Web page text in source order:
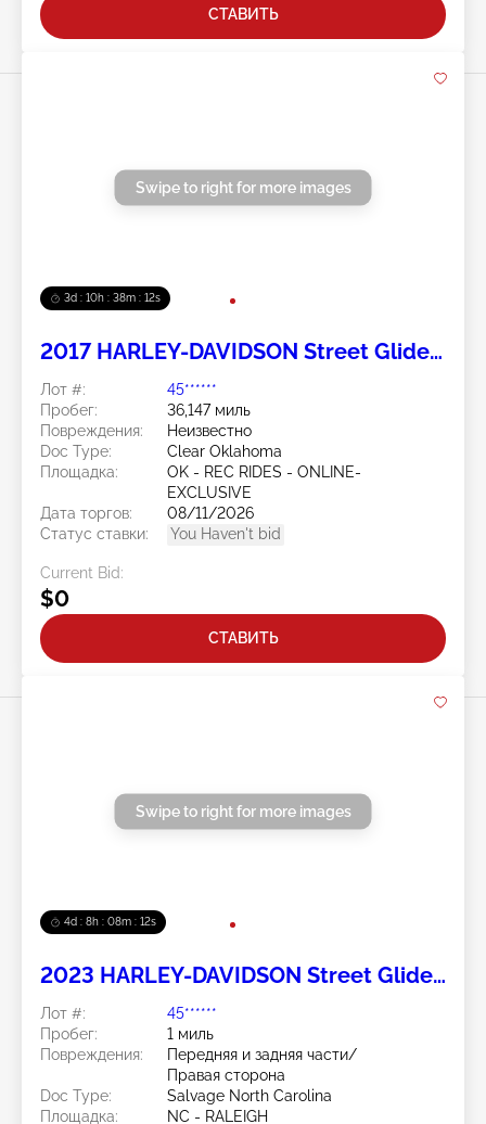
СТАВИТЬ
3d : 10h : 38m : 11s
Swipe to right for more images
2017 HARLEY-DAVIDSON Street Glide
Лот #:
45******
Пробег:
36,147 миль
Повреждения:
Неизвестно
Doc Type:
Clear Oklahoma
Площадка:
OK - REC RIDES - ONLINE-
EXCLUSIVE
Дата торгов:
08/11/2026
Статус ставки:
You Haven't bid
Current Bid:
$0
СТАВИТЬ
4d : 8h : 08m : 11s
Swipe to right for more images
2023 HARLEY-DAVIDSON Street Glide
Лот #:
45******
Пробег:
1 миль
Повреждения:
Передняя и задняя части/
Правая сторона
Doc Type:
Salvage North Carolina
Площадка:
NC - RALEIGH